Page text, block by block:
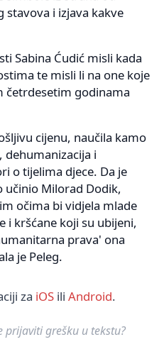
stavova i izjava kakve
Sabina Ćudić misli kada
te misli li na one koje
četrdesetim godinama
cijenu, naučila kamo
i
o tijelima djece. Da je
učinio Milorad Dodik,
očima bi vidjela mlade
i kršćane koji su ubijeni,
prava' ona
je Peleg.
za iOS ili Android.
prijaviti grešku u tekstu?